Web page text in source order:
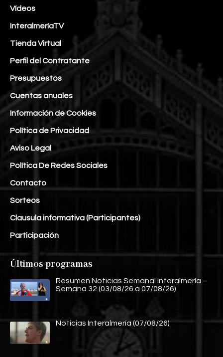
Vídeos
InteralmeríaTV
Tienda Virtual
Perfil del Contratante
Presupuestos
Cuentas anuales
Información de Cookies
Política de Privacidad
Aviso Legal
Política De Redes Sociales
Contacto
Sorteos
Clausula informativa (Participantes)
Participación
Últimos programas
Resumen Noticias Semanal Interalmería –
Semana 32 (03/08/26 a 07/08/26)
Noticias Interalmería (07/08/26)